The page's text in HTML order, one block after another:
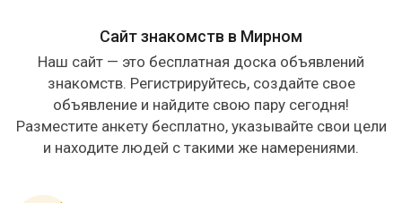
Сайт знакомств в Мирном
Наш сайт — это бесплатная доска объявлений
знакомств. Регистрируйтесь, создайте свое
объявление и найдите свою пару сегодня!
Разместите анкету бесплатно, указывайте свои цели
и находите людей с такими же намерениями.